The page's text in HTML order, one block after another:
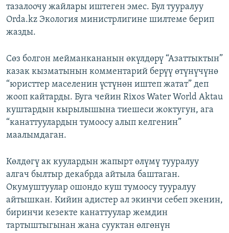
тазалоочу жайлары иштеген эмес. Бул тууралуу
Orda.kz Экология министрлигине шилтеме берип
жазды.
Сөз болгон мейманкананын өкүлдөрү “Азаттыктын”
казак кызматынын комментарий берүү өтүнүчүнө
“юристтер маселенин үстүнөн иштеп жатат” деп
жооп кайтарды. Буга чейин Rixos Water World Aktau
куштардын кырылышына тиешеси жоктугун, ага
“канаттуулардын тумоосу алып келгенин”
маалымдаган.
Көлдөгү ак куулардын жапырт өлүмү тууралуу
алгач былтыр декабрда айтыла баштаган.
Окумуштуулар ошондо куш тумоосу тууралуу
айтышкан. Кийин адистер ал экинчи себеп экенин,
биринчи кезекте канаттуулар жемдин
тартыштыгынан жана сууктан өлгөнүн